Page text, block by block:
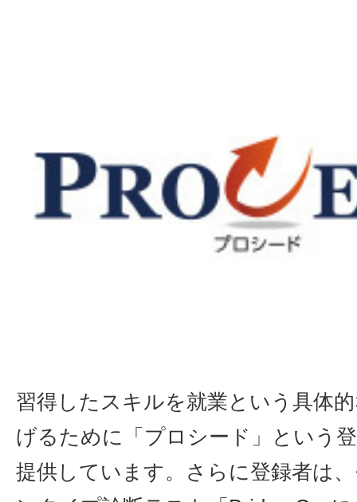
習得したスキルを就業という具体
げるために「プロシード」という
提供しています。さらに登録者は